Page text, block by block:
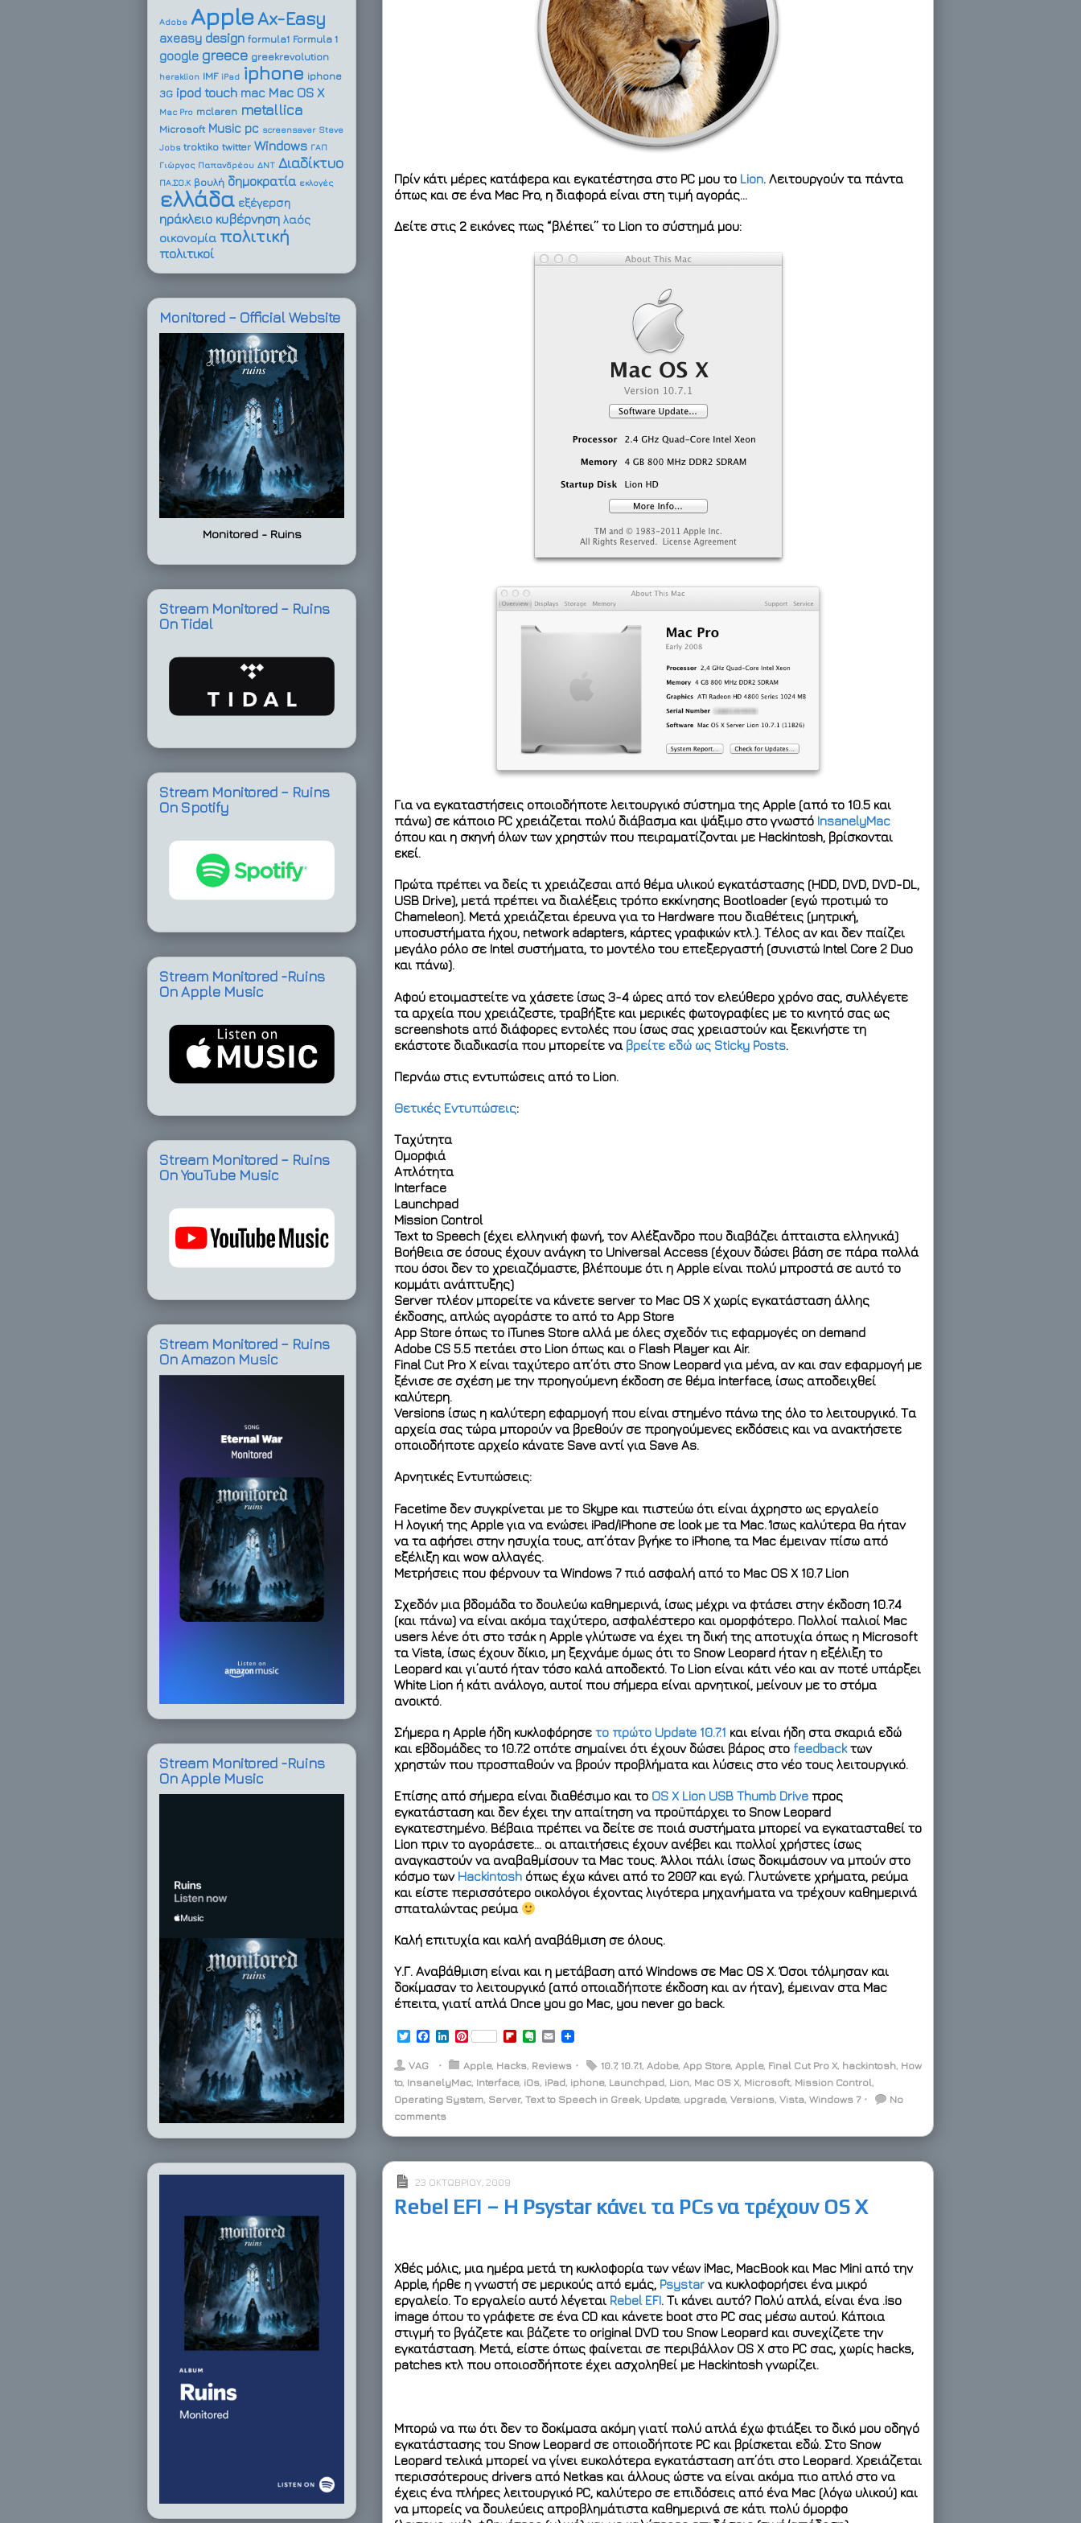
Πρίν κάτι μέρες κατάφερα και εγκατέστησα στο PC μου το Lion. Λειτουργούν τα πάντα
όπως και σε ένα Mac Pro, η διαφορά είναι στη τιμή αγοράς…
Δείτε στις 2 εικόνες πως “βλέπει” το Lion το σύστημά μου:
Για να εγκαταστήσεις οποιοδήποτε λειτουργικό σύστημα της Apple (από το 10.5 και
πάνω) σε κάποιο PC χρειάζεται πολύ διάβασμα και ψάξιμο στο γνωστό InsanelyMac
όπου και η σκηνή όλων των χρηστών που πειραματίζονται με Hackintosh, βρίσκονται
εκεί.
Πρώτα πρέπει να δείς τι χρειάζεσαι από θέμα υλικού εγκατάστασης (HDD, DVD, DVD-DL,
USB Drive), μετά πρέπει να διαλέξεις τρόπο εκκίνησης Bootloader (εγώ προτιμώ το
Chameleon). Μετά χρειάζεται έρευνα για το Hardware που διαθέτεις (μητρική,
υποσυστήματα ήχου, network adapters, κάρτες γραφικών κτλ.). Τέλος αν και δεν παίζει
μεγάλο ρόλο σε Intel συστήματα, το μοντέλο του επεξεργαστή (συνιστώ Intel Core 2 Duo
και πάνω).
Αφού ετοιμαστείτε να χάσετε ίσως 3-4 ώρες από τον ελεύθερο χρόνο σας, συλλέγετε
τα αρχεία που χρειάζεστε, τραβήξτε και μερικές φωτογραφίες με το κινητό σας ως
screenshots από διάφορες εντολές που ίσως σας χρειαστούν και ξεκινήστε τη
εκάστοτε διαδικασία που μπορείτε να βρείτε εδώ ως Sticky Posts.
Περνάω στις εντυπώσεις από το Lion.
Θετικές Εντυπώσεις:
Ταχύτητα
Ομορφιά
Απλότητα
Interface
Launchpad
Mission Control
Text to Speech (έχει ελληνική φωνή, τον Αλέξανδρο που διαβάζει άπταιστα ελληνικά)
Βοήθεια σε όσους έχουν ανάγκη το Universal Access (έχουν δώσει βάση σε πάρα πολλά
που όσοι δεν το χρειαζόμαστε, βλέπουμε ότι η Apple είναι πολύ μπροστά σε αυτό το
κομμάτι ανάπτυξης)
Server πλέον μπορείτε να κάνετε server το Mac OS X χωρίς εγκατάσταση άλλης
έκδοσης, απλώς αγοράστε το από το App Store
App Store όπως το iTunes Store αλλά με όλες σχεδόν τις εφαρμογές on demand
Adobe CS 5.5 πετάει στο Lion όπως και ο Flash Player και Air.
Final Cut Pro X είναι ταχύτερο απ’ότι στο Snow Leopard για μένα, αν και σαν εφαρμογή με
ξένισε σε σχέση με την προηγούμενη έκδοση σε θέμα interface, ίσως αποδειχθεί
καλύτερη.
Versions ίσως η καλύτερη εφαρμογή που είναι στημένο πάνω της όλο το λειτουργικό. Τα
αρχεία σας τώρα μπορούν να βρεθούν σε προηγούμενες εκδόσεις και να ανακτήσετε
οποιοδήποτε αρχείο κάνατε Save αντί για Save As.
Αρνητικές Εντυπώσεις:
Facetime δεν συγκρίνεται με το Skype και πιστεύω ότι είναι άχρηστο ως εργαλείο
Η λογική της Apple για να ενώσει iPad/iPhone σε look με τα Mac. Ίσως καλύτερα θα ήταν
να τα αφήσει στην ησυχία τους, απ’όταν βγήκε το iPhone, τα Mac έμειναν πίσω από
εξέλιξη και wow αλλαγές.
Μετρήσεις που φέρνουν τα Windows 7 πιό ασφαλή από το Mac OS X 10.7 Lion
Σχεδόν μια βδομάδα το δουλεύω καθημερινά, ίσως μέχρι να φτάσει στην έκδοση 10.7.4
(και πάνω) να είναι ακόμα ταχύτερο, ασφαλέστερο και ομορφότερο. Πολλοί παλιοί Mac
users λένε ότι στο τσάκ η Apple γλύτωσε να έχει τη δική της αποτυχία όπως η Microsoft
τα Vista, ίσως έχουν δίκιο, μη ξεχνάμε όμως ότι το Snow Leopard ήταν η εξέλιξη το
Leopard και γι’αυτό ήταν τόσο καλά αποδεκτό. Το Lion είναι κάτι νέο και αν ποτέ υπάρξει
White Lion ή κάτι ανάλογο, αυτοί που σήμερα είναι αρνητικοί, μείνουν με το στόμα
ανοικτό.
Σήμερα η Apple ήδη κυκλοφόρησε το πρώτο Update 10.7.1 και είναι ήδη στα σκαριά εδώ
και εβδομάδες το 10.7.2 οπότε σημαίνει ότι έχουν δώσει βάρος στο feedbackτων
χρηστών που προσπαθούν να βρούν προβλήματα και λύσεις στο νέο τους λειτουργικό.
Επίσης από σήμερα είναι διαθέσιμο και το OS X Lion USB Thumb Drive προς
εγκατάσταση και δεν έχει την απαίτηση να προϋπάρχει το Snow Leopard
εγκατεστημένο. Βέβαια πρέπει να δείτε σε ποιά συστήματα μπορεί να εγκατασταθεί το
Lion πριν το αγοράσετε… οι απαιτήσεις έχουν ανέβει και πολλοί χρήστες ίσως
αναγκαστούν να αναβαθμίσουν τα Mac τους. Άλλοι πάλι ίσως δοκιμάσουν να μπούν στο
κόσμο των Hackintosh όπως έχω κάνει από το 2007 και εγώ. Γλυτώνετε χρήματα, ρεύμα
και είστε περισσότερο οικολόγοι έχοντας λιγότερα μηχανήματα να τρέχουν καθημερινά
σπαταλώντας ρεύμα
Καλή επιτυχία και καλή αναβάθμιση σε όλους.
Υ.Γ. Αναβάθμιση είναι και η μετάβαση από Windows σε Mac OS X. Όσοι τόλμησαν και
δοκίμασαν το λειτουργικό (από οποιαδήποτε έκδοση και αν ήταν), έμειναν στα Mac
έπειτα, γιατί απλά Once you go Mac, you never go back.
T
i
t
e
r
b
o
o
n
e
d
P
n
t
e
r
t
i
b
o
d
e
n
o
E
a
l
VAG ⋅ Apple, Hacks, Reviews ⋅ 10.7, 10.7.1, Adobe, App Store, Apple, Final Cut Pro X, hackintosh, How
to, InsanelyMac, Interface, iOs, iPad, iphone, Launchpad, Lion, Mac OS X, Microsoft, Mission Control,
Operating System, Server, Text to Speech in Greek, Update, upgrade, Versions, Vista, Windows 7 ⋅
No
comments
23 ΟΚΤΩΒΡΊΟΥ, 2009
Rebel EFI – Η Psystar κάνει τα PCs να τρέχουν OS X
Χθές μόλις, μια ημέρα μετά τη κυκλοφορία των νέων iMac, MacBook και Mac Mini από την
Apple, ήρθε η γνωστή σε μερικούς από εμάς, Psystar να κυκλοφορήσει ένα μικρό
εργαλείο. Το εργαλείο αυτό λέγεται Rebel EFI. Τι κάνει αυτό? Πολύ απλά, είναι ένα .iso
image όπου το γράφετε σε ένα CD και κάνετε boot στο PC σας μέσω αυτού. Κάποια
στιγμή το βγάζετε και βάζετε το original DVD του Snow Leopard και συνεχίζετε την
εγκατάσταση. Μετά, είστε όπως φαίνεται σε περιβάλλον OS X στο PC σας, χωρίς hacks,
patches κτλ που οποιοσδήποτε έχει ασχοληθεί με Hackintosh γνωρίζει.
Μπορώ να πω ότι δεν το δοκίμασα ακόμη γιατί πολύ απλά έχω φτιάξει το δικό μου οδηγό
εγκατάστασης του Snow Leopard σε οποιοδήποτε PC και βρίσκεται εδώ. Στο Snow
Leopard τελικά μπορεί να γίνει ευκολότερα εγκατάσταση απ’ότι στο Leopard. Χρειάζεται
περισσότερους drivers από Netkas και άλλους ώστε να είναι ακόμα πιο απλό στο να
έχεις ένα πλήρες λειτουργικό PC, καλύτερο σε επιδόσεις από ένα Mac (λόγω υλικού) και
να μπορείς να δουλεύεις απροβλημάτιστα καθημερινά σε κάτι πολύ όμορφο
Adobe AppleAx-Easy
axeasy design formula1 Formula 1
google greece greekrevolution
heraklion IMF iPad iphone iphone
3G ipod touch mac Mac OS X
Mac Pro mclaren metallica
Microsoft Music pc screensaver Steve
Jobs troktiko twitter Windows ΓΑΠ
Γιώργος Παπανδρέου ΔΝΤ Διαδίκτυο
ΠΑ.ΣΟ.Κ βουλή δημοκρατία εκλογές
ελλάδα εξέγερση
ηράκλειο κυβέρνηση λαός
οικονομία πολιτική
πολιτικοί
Monitored – Official Website
Monitored - Ruins
Stream Monitored – Ruins
On Tidal
Stream Monitored – Ruins
On Spotify
Stream Monitored -Ruins
On Apple Music
Stream Monitored – Ruins
On YouTube Music
Stream Monitored – Ruins
On Amazon Music
Stream Monitored -Ruins
On Apple Music